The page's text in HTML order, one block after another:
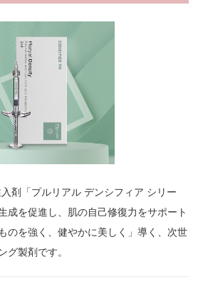
剤「プルリアル デンシフィア シリー
成を促進し、肌の自己修復力をサポート
のを強く、健やかに美しく」導く、次世
グ製剤です。